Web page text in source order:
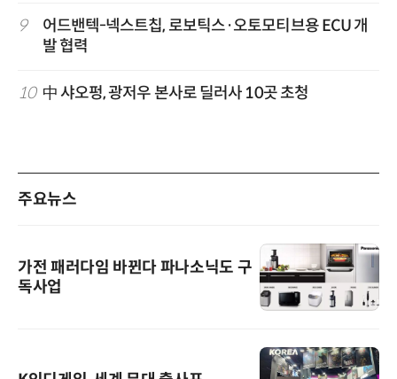
9
어드밴텍-넥스트칩, 로보틱스·오토모티브용 ECU 개
발 협력
10 中 샤오펑, 광저우 본사로 딜러사 10곳 초청
주요뉴스
가전 패러다임 바뀐다 파나소닉도 구
독사업